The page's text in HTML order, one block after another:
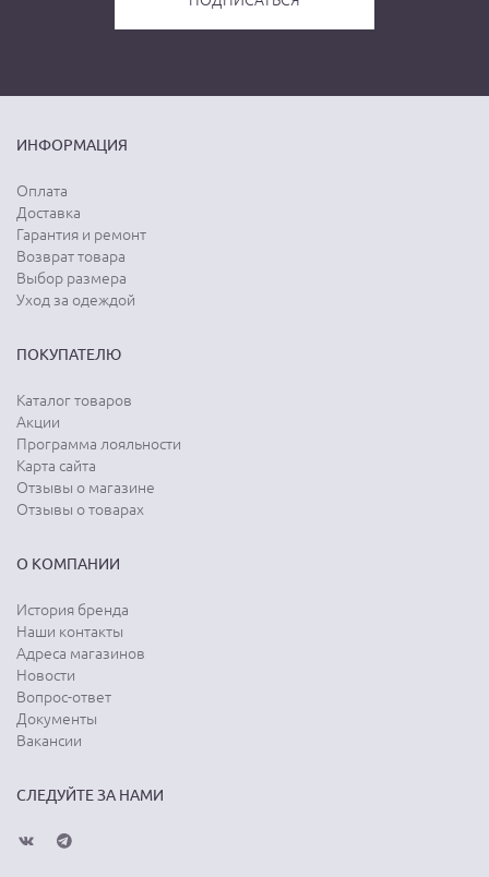
ИНФОРМАЦИЯ
Оплата
Доставка
Гарантия и ремонт
Возврат товара
Выбор размера
Уход за одеждой
ПОКУПАТЕЛЮ
Каталог товаров
Акции
Программа лояльности
Карта сайта
Отзывы о магазине
Отзывы о товарах
О КОМПАНИИ
История бренда
Наши контакты
Адреса магазинов
Новости
Вопрос-ответ
Документы
Вакансии
СЛЕДУЙТЕ ЗА НАМИ